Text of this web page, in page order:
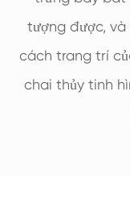
tượng được,
cách trang trí
chai thủy tinh